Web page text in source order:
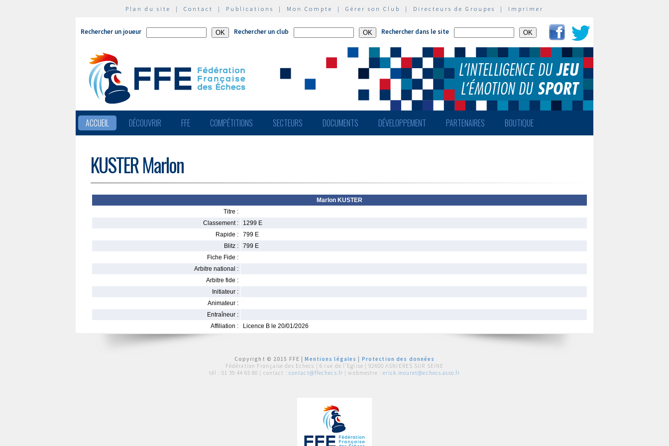
Plan du site | Contact | Publications | Mon Compte | Gérer son Club | Directeurs de Groupes | Imprimer
Rechercher un joueur Rechercher un club Rechercher dans le site
ACCUEIL DÉCOUVRIR FFE COMPÉTITIONS SECTEURS DOCUMENTS DÉVELOPPEMENT PARTENAIRES BOUTIQUE
KUSTER Marlon
Marlon KUSTER
Titre :
Classement :
1299 E
Rapide :
799 E
Blitz :
799 E
Fiche Fide :
Arbitre national :
Arbitre fide :
Initiateur :
Animateur :
Entraîneur :
Affiliation :
Licence B le 20/01/2026
Copyright © 2015 FFE |Mentions légales
Protection des données
Fédération Française des Echecs | 6 rue de l'Eglise | 92600 ASNIERES SUR SEINE
tél : 01 39 44 65 80 | contact : contact@ffechecs.fr | webmestre : erick.mouret@echecs.asso.fr